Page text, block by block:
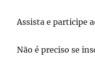
Assista e participe
Não é preciso se